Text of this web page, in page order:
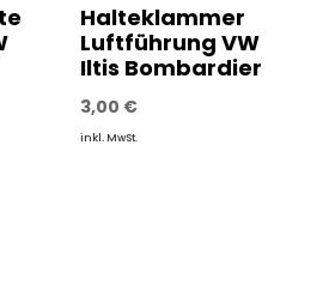
Halteklammer
Luftführung VW
Iltis Bombardier
3,00 €
inkl. MwSt.